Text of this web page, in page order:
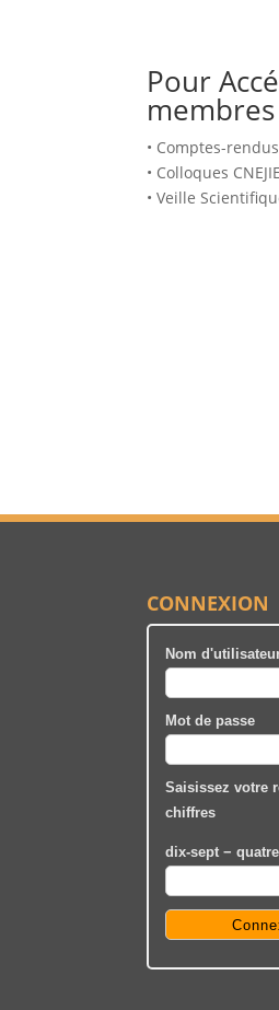
Pour
membres
• Comptes-
• Colloques
• Veille
CONNEXION
Nom
Mot de passe
Saisissez votre
chiffres
dix-sept −